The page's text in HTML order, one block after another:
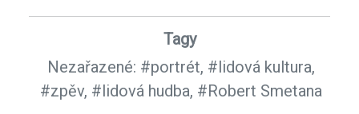
Tagy
Nezařazené: #portrét, #lidová kultura,
#zpěv, #lidová hudba, #Robert Smetana